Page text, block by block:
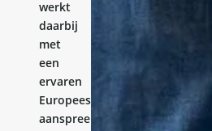
werkt
daarbij
met
een
ervaren
Europees
aanspreekpunt.